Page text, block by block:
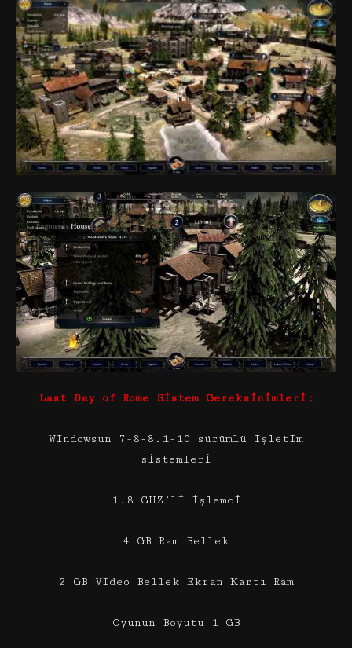
Last Day of Rome Sistem Gereksinimleri:
Windowsun 7-8-8.1-10 sürümlü işletim
sistemleri
1.8 GHZ’li işlemci
4 GB Ram Bellek
2 GB Video Bellek Ekran Kartı Ram
Oyunun Boyutu 1 GB